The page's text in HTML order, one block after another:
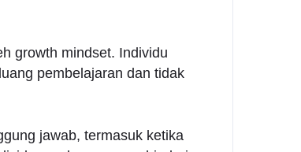
growth mindset. Individu
pembelajaran dan tidak
jawab, termasuk ketika